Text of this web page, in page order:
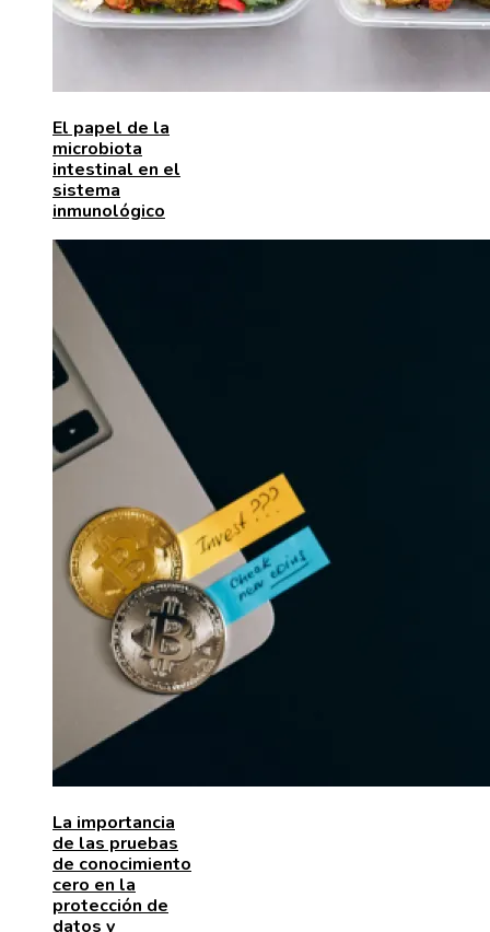
El papel de la
microbiota
intestinal en el
sistema
inmunológico
La importancia
de las pruebas
de conocimiento
cero en la
protección de
datos y